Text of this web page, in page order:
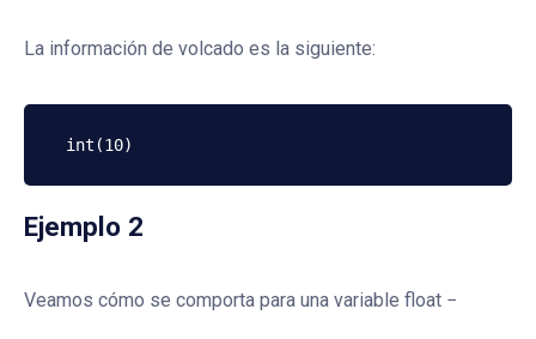
La información de volcado es la siguiente:
Ejemplo 2
Veamos cómo se comporta para una variable float −